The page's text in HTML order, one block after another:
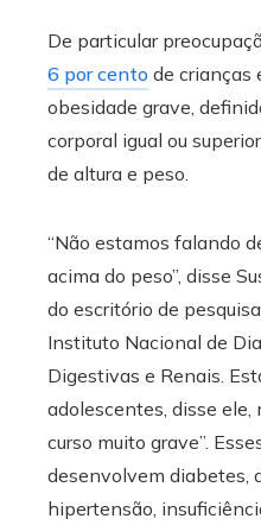
De particular
6 por cento de crianças
obesidade grave,
corporal igual ou
de altura e peso.
“Não estamos falando
acima do peso”, disse
do escritório de
Instituto Nacional de
Digestivas e Renais.
adolescentes, disse ele,
curso muito grave”.
desenvolvem diabetes,
hipertensão,